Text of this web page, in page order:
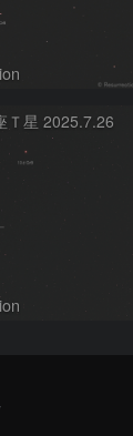
Ｔ星 2025.7.26